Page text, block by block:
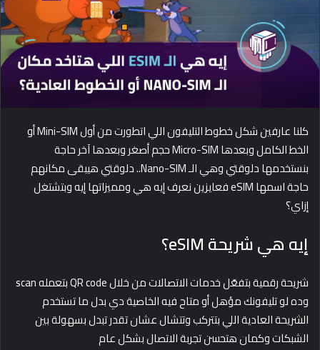
m
a
i
كلنا عارفين شكل خطوط التليفون اللي اتطورت من أول Mini-SIM أو
الخط الكامل وبعدها Micro-SIM حجم أصغر وبعدها آخر حاجة
بنستخدمها دلوقتي وهي الـ Nano-SIM.. دلوقتي هيبقى مكانهم
حاجة اسمها eSIM فعايزين نعرف إيه هي ومميزاتها إيه وبتشتغل
إزاي؟
إيه هي شريحة eSIM؟
شريحة رقمية بتفعّل خدمات الاتصالات من خلال QR code بتعمله scan
وده لو تليفونك مؤهل أو متاح فيه الخاصية دي بدل ما تستخدم
الشريحة العادية اللي بتتركب وتتشال عشان تقدر تبدل بسهولة بين
الشبكات وكمان هتحسن تجربة الاتصال بشكل عام